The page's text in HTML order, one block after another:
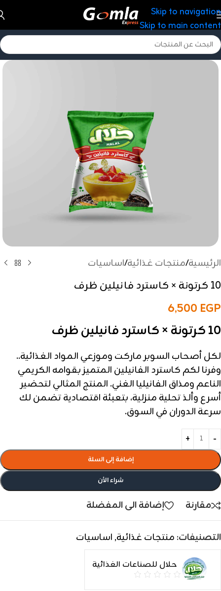
Skip to navigation
Skip to main content
الرئيسية/منتجات غذائية/اساسيات
10 كرتونة × كاسترد فانيلين ظرف
6,500 EGP
10 كرتونة × كاسترد فانيلين ظرف
لكل أصحاب السوبر ماركت وموزعي المواد الغذائية..
وفرنا لكم كاسترد الفانيلين المتميز بقوامه الكريمي
الناعم ومذاق الفانيليا الغني. المنتج المثالي لتحضير
أسرع وألذ تحلية منزلية، بتعبئة اقتصادية تضمن لك
سرعة الدوران في السوق.
إضافة إلى السلة
شراء الأن
مقارنة إضافة الى المفضلة
التصنيفات: منتجات غذائية, اساسيات
حلال للصناعات الغذائية